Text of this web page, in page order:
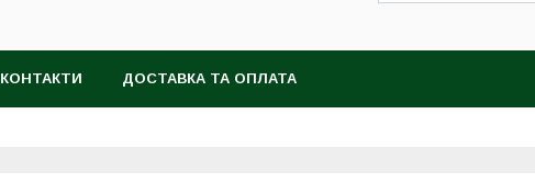
КОНТАКТИ ДОСТАВКА ТА ОПЛАТА